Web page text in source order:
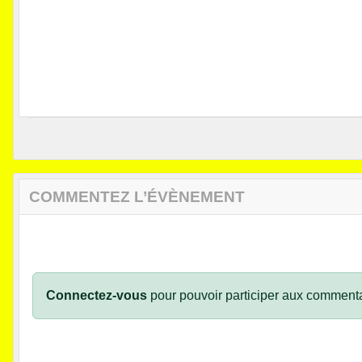
COMMENTEZ L’ÉVÈNEMENT
Connectez-vous pour pouvoir participer aux